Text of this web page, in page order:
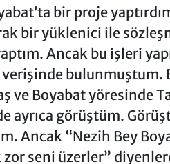
bir proje
bir yüklenici ile
Ancak bu işleri
bulunmuştum.
ve Boyabat yöresinde
ayrıca görüştüm.
Ancak “Nezih Bey
seni üzerler”